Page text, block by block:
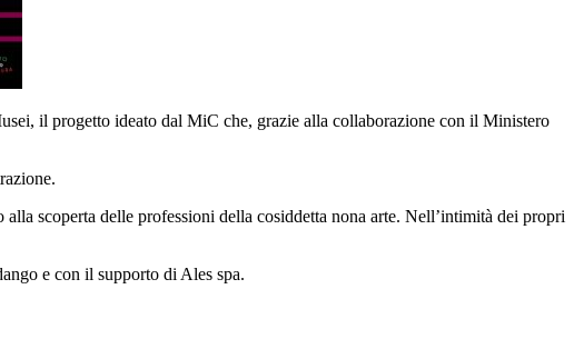
il progetto ideato dal MiC che, grazie alla collaborazione con il Ministero
scoperta delle professioni della cosiddetta nona arte. Nell’intimità dei propri
e con il supporto di Ales spa.